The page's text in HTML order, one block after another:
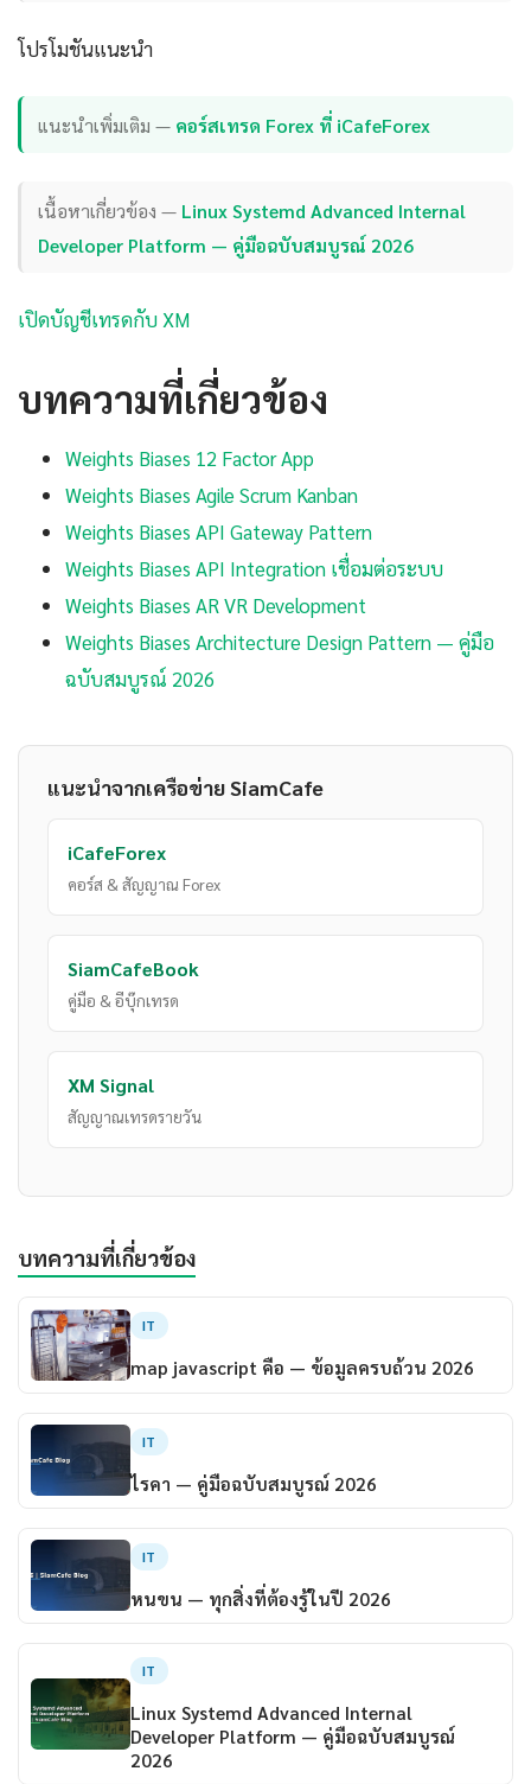
โปรโมชันแนะนำ
แนะนำเพิ่มเติม — คอร์สเทรด Forex ที่ iCafeForex
เนื้อหาเกี่ยวข้อง — Linux Systemd Advanced Internal
Developer Platform — คู่มือฉบับสมบูรณ์ 2026
เปิดบัญชีเทรดกับ XM
บทความที่เกี่ยวข้อง
Weights Biases 12 Factor App
Weights Biases Agile Scrum Kanban
Weights Biases API Gateway Pattern
Weights Biases API Integration เชื่อมต่อระบบ
Weights Biases AR VR Development
Weights Biases Architecture Design Pattern — คู่มือ
ฉบับสมบูรณ์ 2026
แนะนำจากเครือข่าย SiamCafe
iCafeForex
คอร์ส & สัญญาณ Forex
SiamCafeBook
คู่มือ & อีบุ๊กเทรด
XM Signal
สัญญาณเทรดรายวัน
บทความที่เกี่ยวข้อง
IT
map javascript คือ — ข้อมูลครบถ้วน 2026
IT
ไรคา — คู่มือฉบับสมบูรณ์ 2026
IT
หนขน — ทุกสิ่งที่ต้องรู้ในปี 2026
IT
Linux Systemd Advanced Internal
Developer Platform — คู่มือฉบับสมบูรณ์
2026